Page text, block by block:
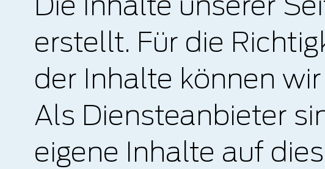
erstellt. Für die
der Inhalte können
Als Diensteanbieter
eigene Inhalte auf